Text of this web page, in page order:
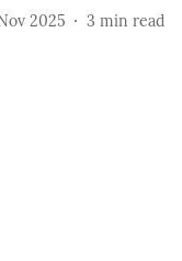
2025 3 min read